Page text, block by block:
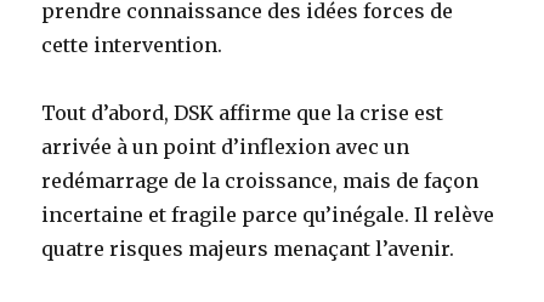
prendre connaissance des idées forces de
cette intervention.
Tout d’abord, DSK affirme que la crise est
arrivée à un point d’inflexion avec un
redémarrage de la croissance, mais de façon
incertaine et fragile parce qu’inégale. Il relève
quatre risques majeurs menaçant l’avenir.